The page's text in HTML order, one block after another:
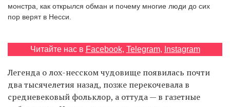
монстра, как открылся обман и почему многие люди до сих
пор верят в Несси.
Читайте нас в Facebook, Telegram, Instagram
Легенда о лох-несском чудовище появилась почти
два тысячелетия назад, позже перекочевала в
средневековый фольклор, а оттуда — в газетные